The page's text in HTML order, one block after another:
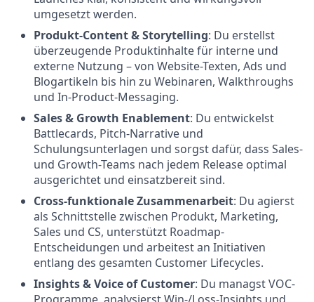
umgesetzt werden.
Produkt-Content & Storytelling: Du erstellst
überzeugende Produktinhalte für interne und
externe Nutzung – von Website-Texten, Ads und
Blogartikeln bis hin zu Webinaren, Walkthroughs
und In-Product-Messaging.
Sales & Growth Enablement: Du entwickelst
Battlecards, Pitch-Narrative und
Schulungsunterlagen und sorgst dafür, dass Sales-
und Growth-Teams nach jedem Release optimal
ausgerichtet und einsatzbereit sind.
Cross-funktionale Zusammenarbeit: Du agierst
als Schnittstelle zwischen Produkt, Marketing,
Sales und CS, unterstützt Roadmap-
Entscheidungen und arbeitest an Initiativen
entlang des gesamten Customer Lifecycles.
Insights & Voice of Customer: Du managst VOC-